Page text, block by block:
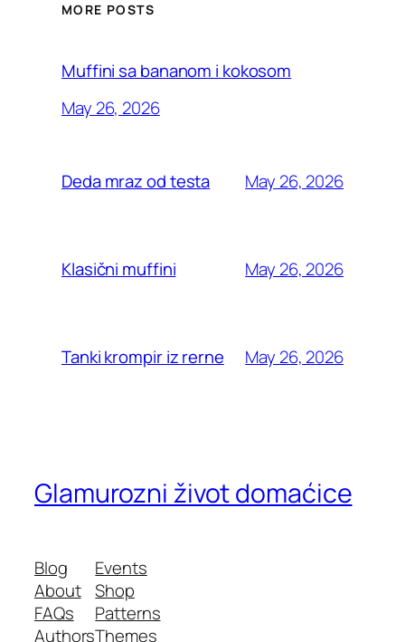
MORE POSTS
Muffini sa bananom i kokosom
May 26, 2026
Deda mraz od testa May 26, 2026
Klasični muffini May 26, 2026
Tanki krompir iz rerne May 26, 2026
Glamurozni život domaćice
Blog
About
FAQs
Authors
Events
Shop
Patterns
Themes